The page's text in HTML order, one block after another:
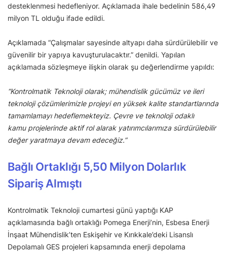
desteklenmesi hedefleniyor. Açıklamada ihale bedelinin 586,49
milyon TL olduğu ifade edildi.
Açıklamada “Çalışmalar sayesinde altyapı daha sürdürülebilir ve
güvenilir bir yapıya kavuşturulacaktır.” denildi. Yapılan
açıklamada sözleşmeye ilişkin olarak şu değerlendirme yapıldı:
“Kontrolmatik Teknoloji olarak; mühendislik gücümüz ve ileri
teknoloji çözümlerimizle projeyi en yüksek kalite standartlarında
tamamlamayı hedeflemekteyiz. Çevre ve teknoloji odaklı
kamu projelerinde aktif rol alarak yatırımcılarımıza sürdürülebilir
değer yaratmaya devam edeceğiz.”
Bağlı Ortaklığı 5,50 Milyon Dolarlık
Sipariş Almıştı
Kontrolmatik Teknoloji cumartesi günü yaptığı KAP
açıklamasında bağlı ortaklığı Pomega Enerji’nin, Esbesa Enerji
İnşaat Mühendislik’ten Eskişehir ve Kırıkkale’deki Lisanslı
Depolamalı GES projeleri kapsamında enerji depolama